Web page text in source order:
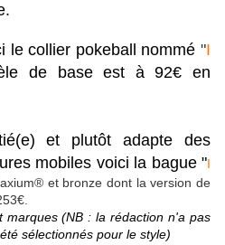
le collier pokeball nommé "I
de base est à 92€ en
et plutôt adapte des
mobiles voici la bague "I
et bronze dont la version de
marques (NB : la rédaction n'a pas
sélectionnés pour le style)